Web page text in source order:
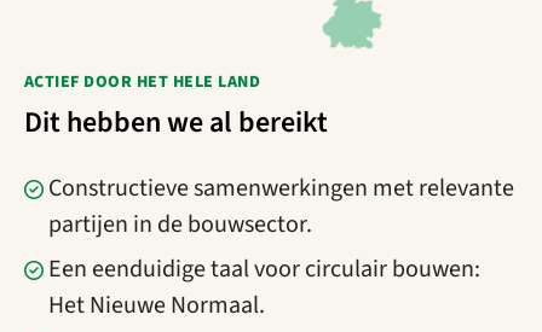
ACTIEF DOOR HET HELE LAND
Dit hebben we al bereikt
Constructieve samenwerkingen met relevante
partijen in de bouwsector.
Een eenduidige taal voor circulair bouwen:
Het Nieuwe Normaal.